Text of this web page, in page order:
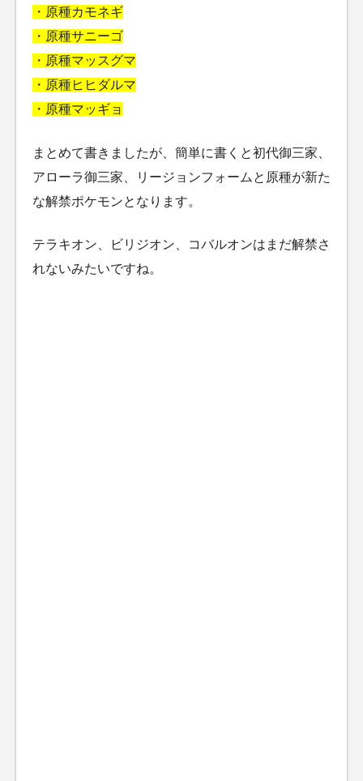
・原種カモネギ
・原種サニーゴ
・原種マッスグマ
・原種ヒヒダルマ
・原種マッギョ
まとめて書きましたが、簡単に書くと初代御三家、
アローラ御三家、リージョンフォームと原種が新た
な解禁ポケモンとなります。
テラキオン、ビリジオン、コバルオンはまだ解禁さ
れないみたいですね。